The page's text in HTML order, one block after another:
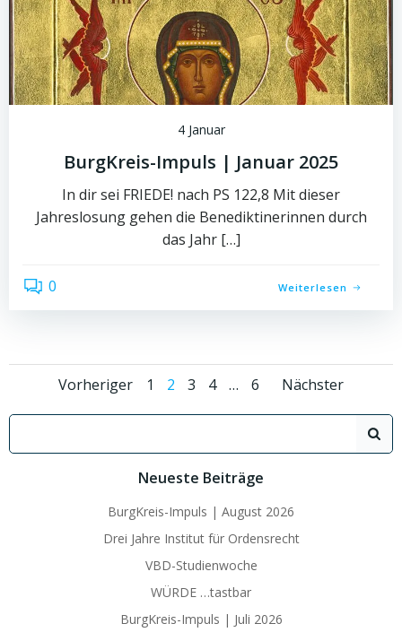
4 Januar
BurgKreis-Impuls | Januar 2025
In dir sei FRIEDE! nach PS 122,8 Mit dieser
Jahreslosung gehen die Benediktinerinnen durch
das Jahr […]
0 Weiterlesen
Posts
Vorheriger
Posts
Page
1 Page
2 Page
3 Page
4 … Page
6
Posts
Nächster
for:
Neueste Beiträge
BurgKreis-Impuls | August 2026
Drei Jahre Institut für Ordensrecht
VBD-Studienwoche
WÜRDE …tastbar
BurgKreis-Impuls | Juli 2026